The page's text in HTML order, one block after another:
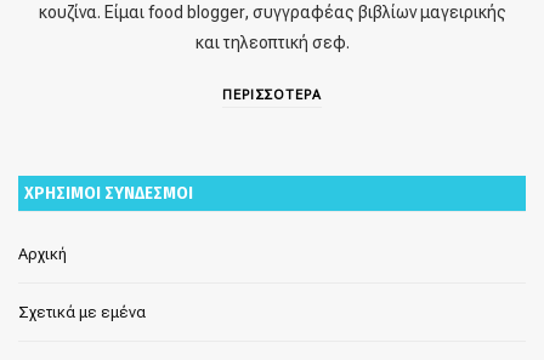
κουζίνα. Είμαι food blogger, συγγραφέας βιβλίων μαγειρικής
και τηλεοπτική σεφ.
ΠΕΡΙΣΣΟΤΕΡΑ
ΧΡΗΣΙΜΟΙ ΣΥΝΔΕΣΜΟΙ
Αρχική
Σχετικά με εμένα